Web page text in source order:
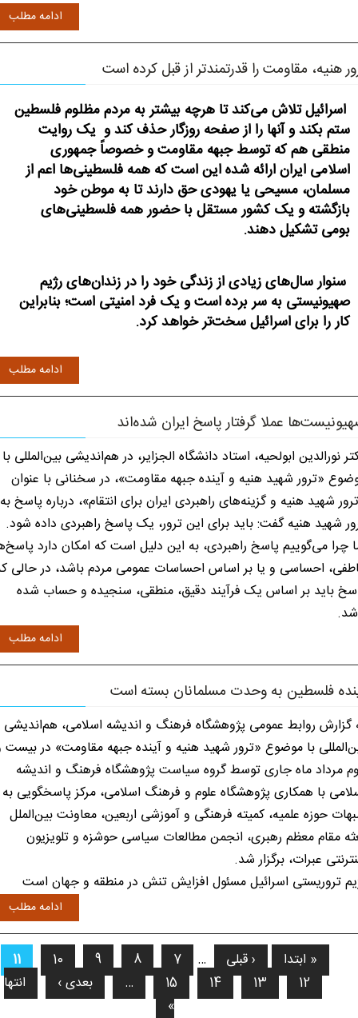
ادامه مطلب
هنیه، مقاومت را قدرتمندتر از قبل کرده است
اسرائیل تلاش می‌کند تا هرچه بیشتر به مردم مظلوم فلسطین
ستم بکند و آنها را از صفحه روزگار حذف کند و یک روایت
منطقی هم که توسط جبهه مقاومت و خصوصاً جمهوری
اسلامی ایران ارائه شده این است که همه فلسطینی‌ها اعم از
مسلمان، مسیحی یا یهودی حق دارند تا به موطن خود
بازگشته و یک کشور مستقل با حضور همه فلسطینی‌های
بومی تشکیل دهند.
سنوار سال‌های زیادی از زندگی خود را در زندان‌های رژیم
صهیونیستی به سر برده است و یک فرد امنیتی است؛ بنابراین
کار را برای اسرائیل سخت‌تر خواهد کرد.
ادامه مطلب
عملا گرفتار پاسخ ایران شده‌اند
نورالدین ابولحیه، استاد دانشگاه الجزایر، در هم‌اندیشی بین‌المللی با
«ترور شهید هنیه و آینده جبهه مقاومت»، در سخنانی با عنوان
شهید هنیه و گزینه‌های راهبردی ایران برای انتقام»، درباره پاسخ به
شهید هنیه گفت: باید برای این ترور، یک پاسخ راهبردی داده شود.
چرا می‌گوییم پاسخ راهبردی، به این دلیل است که امکان دارد
احساسی و یا بر اساس احساسات عمومی مردم باشد، در حالی
باید بر اساس یک فرآیند دقیق، منطقی، سنجیده و حساب شده
ادامه مطلب
فلسطین به وحدت مسلمانان بسته است
گزارش روابط عمومی پژوهشگاه فرهنگ و اندیشه اسلامی، هم‌اندیشی
با موضوع «ترور شهید هنیه و آینده جبهه مقاومت» در بیست
مرداد ماه جاری توسط گروه سیاست پژوهشگاه فرهنگ و اندیشه
با همکاری پژوهشگاه علوم و فرهنگ اسلامی، مرکز پاسخگویی به
حوزه علمیه، کمیته فرهنگی و آموزشی اربعین، معاونت بین‌الملل
مقام معظم رهبری، انجمن مطالعات سیاسی حوشزه و تلویزیون
عبرات، برگزار شد.
تروریستی اسرائیل مسئول افزایش تنش در منطقه و جهان است
ادامه مطلب
« ابتدا ‹ قبلی …
7
8
9
10
11
12
13
14
15
… بعدی ›
انتها
»